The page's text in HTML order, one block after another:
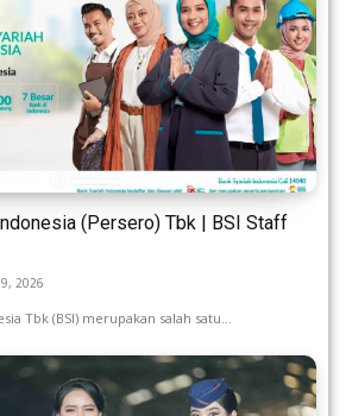
(Persero) Tbk | BSI Staff
2026
Tbk (BSI) merupakan salah satu...